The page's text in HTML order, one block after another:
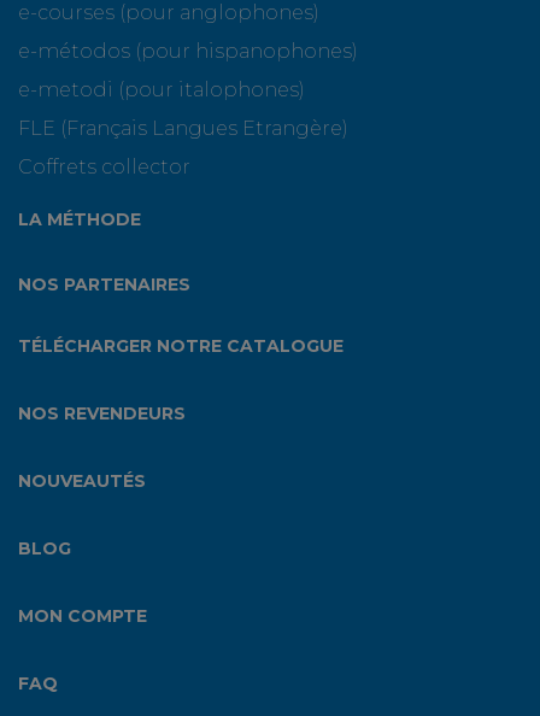
e-courses (pour anglophones)
e-métodos (pour hispanophones)
e-metodi (pour italophones)
FLE (Français Langues Etrangère)
Coffrets collector
LA MÉTHODE
NOS PARTENAIRES
TÉLÉCHARGER NOTRE CATALOGUE
NOS REVENDEURS
NOUVEAUTÉS
BLOG
MON COMPTE
FAQ